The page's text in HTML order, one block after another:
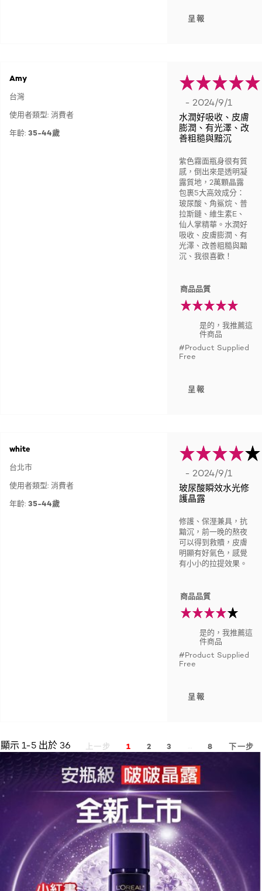
呈報
Amy
台灣
使用者類型: 消費者
年齡: 35-44歲
- 2024/9/1
水潤好吸收、皮膚
膨潤、有光澤、改
善粗糙與黯沉
紫色霧面瓶身很有質
感，倒出來是透明凝
露質地，2萬顆晶露
包裹5大高效成分：
玻尿酸、角鯊烷、普
拉斯鏈、維生素E、
仙人掌精華。水潤好
吸收、皮膚膨潤、有
光澤、改善粗糙與黯
沉、我很喜歡！
商品品質
是的，我推薦這
件商品
#Product Supplied
Free
呈報
white
台北市
使用者類型: 消費者
年齡: 35-44歲
- 2024/9/1
玻尿酸瞬效水光修
護晶露
修護、保溼兼具，抗
黯沉，前一晚的熬夜
可以得到救贖，皮膚
明顯有好氣色，感覺
有小小的拉提效果。
商品品質
是的，我推薦這
件商品
#Product Supplied
Free
呈報
顯示 1-5 出於 36 上一步 1 2 3 8 下一步